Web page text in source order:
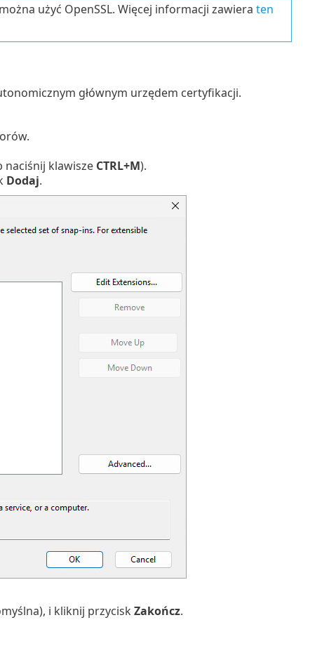
użyć OpenSSL. Więcej informacji zawiera ten
głównym urzędem certyfikacji.
naciśnij klawisze CTRL+M).
Dodaj.
i kliknij przycisk Zakończ.